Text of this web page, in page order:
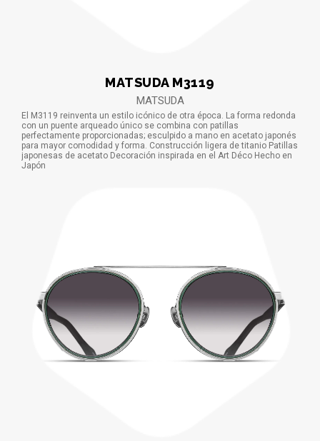
MATSUDA M3119
MATSUDA
El M3119 reinventa un estilo icónico de otra época. La forma redonda
con un puente arqueado único se combina con patillas
perfectamente proporcionadas; esculpido a mano en acetato japonés
para mayor comodidad y forma. Construcción ligera de titanio Patillas
japonesas de acetato Decoración inspirada en el Art Déco Hecho en
Japón